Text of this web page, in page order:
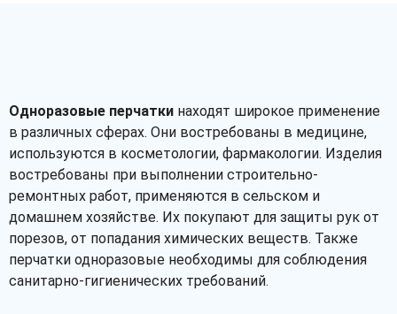
Одноразовые перчатки находят широкое применение
в различных сферах. Они востребованы в медицине,
используются в косметологии, фармакологии. Изделия
востребованы при выполнении строительно-
ремонтных работ, применяются в сельском и
домашнем хозяйстве. Их покупают для защиты рук от
порезов, от попадания химических веществ. Также
перчатки одноразовые необходимы для соблюдения
санитарно-гигиенических требований.